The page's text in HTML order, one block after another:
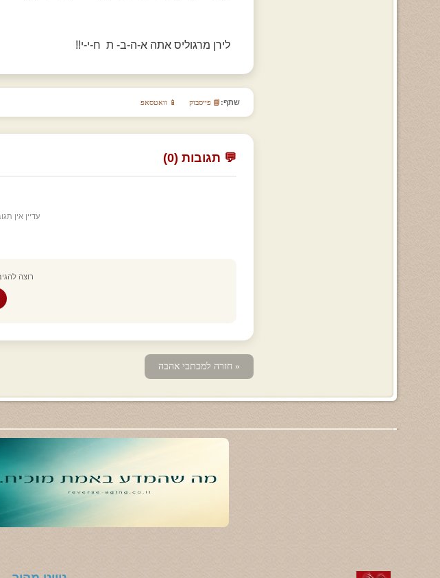
לירן מרגוליס אתה א-ה-ב- ת ח-י-י!!
שתף: 📘 פייסבוק 📱 וואטסאפ
💬 תגובות (0)
עדיין אין
רוצה
« חזרה למכתבי אהבה